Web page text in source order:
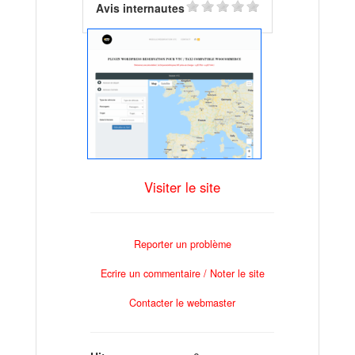
Avis internautes
Visiter le site
Reporter un problème
Ecrire un commentaire / Noter le site
Contacter le webmaster